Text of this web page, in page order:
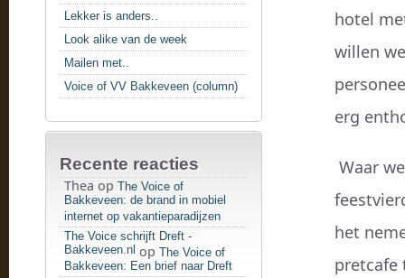
Lekker is anders..
Look alike van de week
Mailen met..
Voice of VV Bakkeveen (column)
Recente reacties
Thea op The Voice of
Bakkeveen: de brand in mobiel
internet op vakantieparadijzen
The Voice schrijft Dreft -
Bakkeveen.nl op The Voice of
Bakkeveen: Een brief naar Dreft
hotel
willen
erg
Waar
het
pretcafe